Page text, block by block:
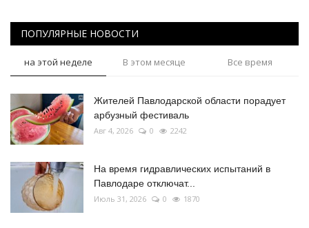
ПОПУЛЯРНЫЕ НОВОСТИ
на этой неделе В этом месяце Все время
Жителей Павлодарской области порадует
арбузный фестиваль
Авг 4, 2026 0 2242
На время гидравлических испытаний в
Павлодаре отключат...
Июль 31, 2026 0 1870